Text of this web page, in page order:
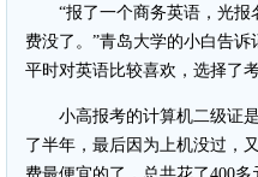
“报了一个商务英语，光报
费没了。”青岛大学的小白告
平时对英语比较喜欢，选择了
小高报考的计算机二级证是
了半年，最后因为上机没过，